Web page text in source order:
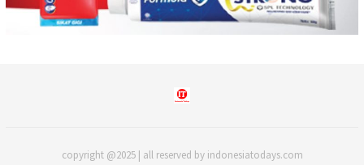
copyright @2025 | all reserved by indonesiatodays.com